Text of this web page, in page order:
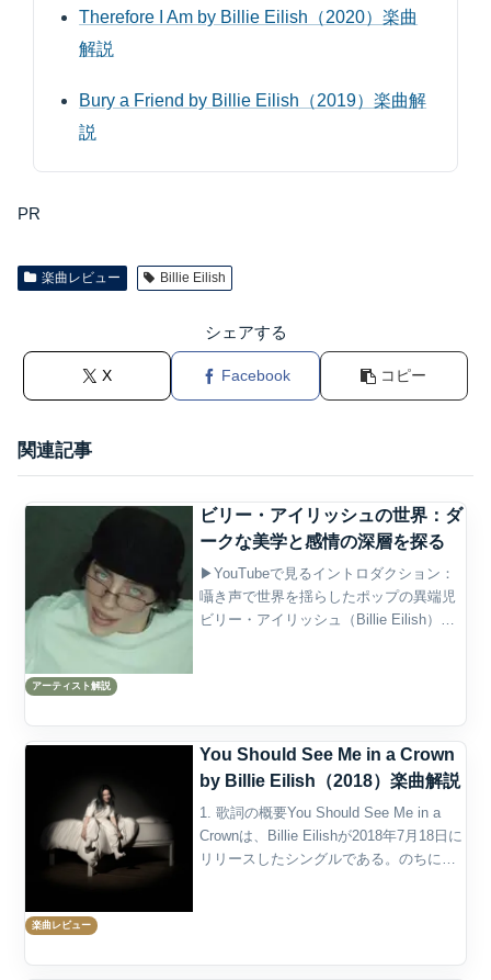
Therefore I Am by Billie Eilish（2020）楽曲
解説
Bury a Friend by Billie Eilish（2019）楽曲解
説
PR
楽曲レビュー Billie Eilish
シェアする
X Facebook コピー
関連記事
アーティスト解説
ビリー・アイリッシュの世界：ダ
ークな美学と感情の深層を探る
▶YouTubeで見るイントロダクション：
囁き声で世界を揺らしたポップの異端児
ビリー・アイリッシュ（Billie Eilish）
楽曲レビュー
You Should See Me in a Crown
by Billie Eilish（2018）楽曲解説
1. 歌詞の概要You Should See Me in a
Crownは、Billie Eilishが2018年7月18日に
リリースしたシングルである。のちに